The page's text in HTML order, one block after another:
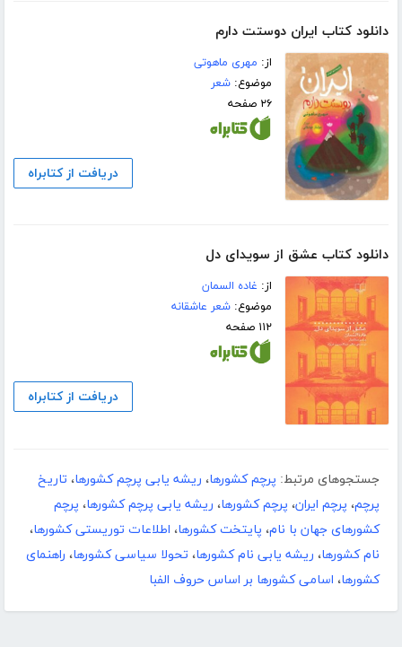
دانلود کتاب ایران دوستت دارم
از: مهری ماهوتی
موضوع:شعر
۲۶ صفحه
دریافت از کتابراه
دانلود کتاب عشق از سویدای دل
از: غاده السمان
موضوع:شعر عاشقانه
۱۱۲ صفحه
دریافت از کتابراه
جستجوهای مرتبط: پرچم کشورها، ریشه یابی پرچم کشورها، تاریخ
پرچم، پرچم ایران، پرچم کشورها، ریشه یابی پرچم کشورها، پرچم
کشورهای جهان با نام، پایتخت کشورها، اطلاعات توریستی کشورها،
نام کشورها، ریشه یابی نام کشورها، تحولا سیاسی کشورها، راهنمای
کشورها، اسامی کشورها بر اساس حروف الفبا